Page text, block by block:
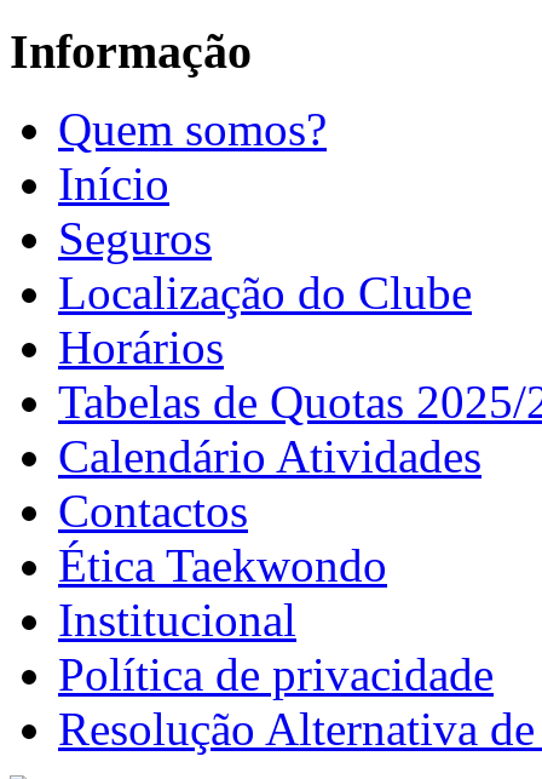
Informação
Quem somos?
Início
Seguros
Localização do Clube
Horários
Tabelas de Quotas 2025/
Calendário Atividades
Contactos
Ética Taekwondo
Institucional
Política de privacidade
Resolução Alternativa